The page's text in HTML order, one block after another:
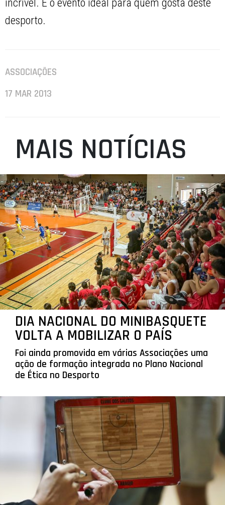
incrivel. É o evento ideal para quem gosta deste
desporto.
ASSOCIAÇÕES
17 MAR 2013
MAIS NOTÍCIAS
DIA NACIONAL DO MINIBASQUETE
VOLTA A MOBILIZAR O PAÍS
Foi ainda promovida em várias Associações uma
ação de formação integrada no Plano Nacional
de Ética no Desporto